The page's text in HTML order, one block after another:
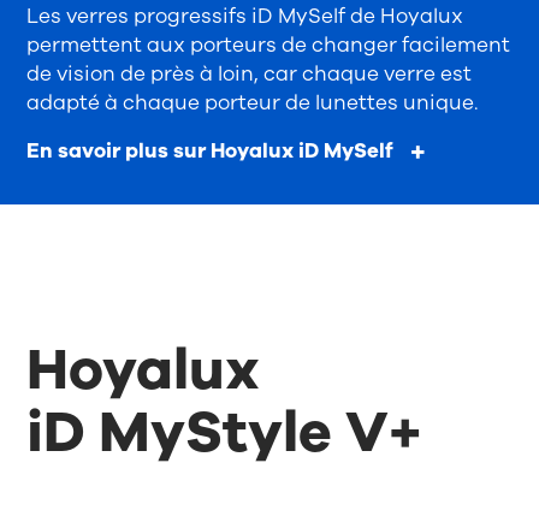
Les verres progressifs iD MySelf de Hoyalux
permettent aux porteurs de changer facilement
de vision de près à loin, car chaque verre est
adapté à chaque porteur de lunettes unique.
En savoir plus sur Hoyalux iD MySelf
Hoyalux
iD MyStyle V+